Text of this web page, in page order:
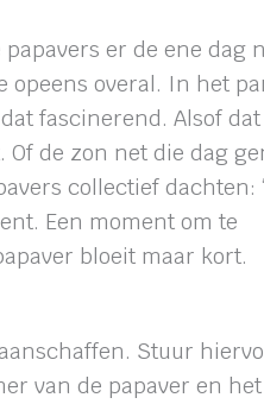
er de ene dag
opeens overal. In het
fascinerend. Alsof
de zon net die dag
collectief dachten:
Een moment om te
bloeit maar kort.
Stuur
van de papaver en het